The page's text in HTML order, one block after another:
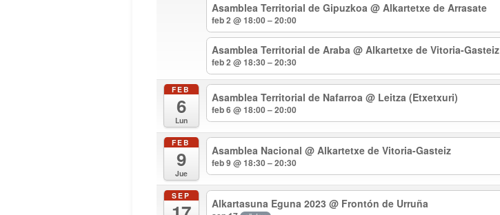
Asamblea Territorial de Gipuzkoa@ Alkartetxe de Arrasate
feb 2 @ 18:00 – 20:00
Asamblea Territorial de Araba@ Alkartetxe de Vitoria-Gasteiz
feb 2 @ 18:30 – 20:30
FEB
6
Lun
Asamblea Territorial de Nafarroa@ Leitza (Etxetxuri)
feb 6 @ 18:00 – 20:00
FEB
9
Jue
Asamblea Nacional@ Alkartetxe de Vitoria-Gasteiz
feb 9 @ 18:30 – 20:30
SEP
Alkartasuna Eguna 2023@ Frontón de Urruña